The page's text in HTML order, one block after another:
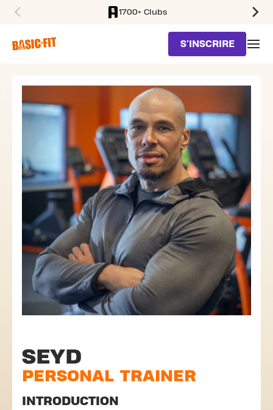
1700+ Clubs
S'INSCRIRE
SEYD
PERSONAL TRAINER
INTRODUCTION